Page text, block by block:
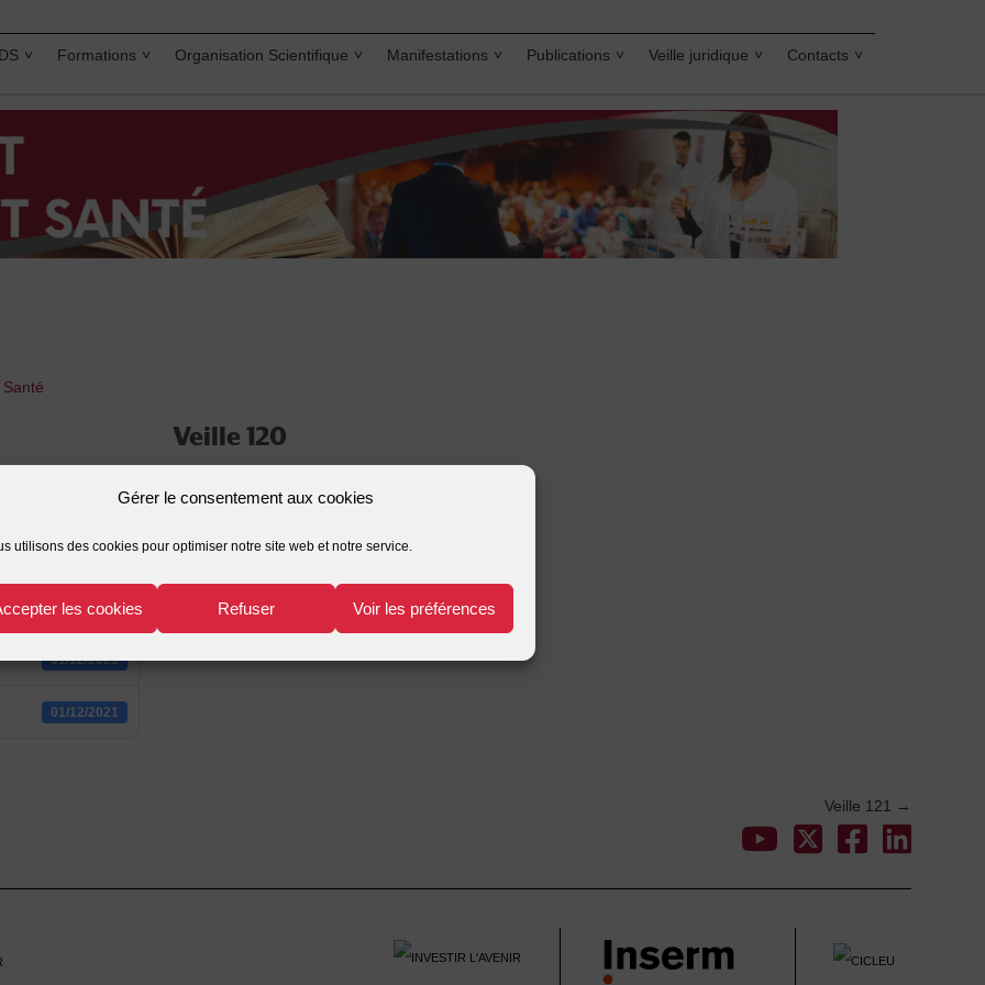
Gérer le consentement aux cookies
utilisons des cookies pour optimiser notre site web et notre service.
les cookies Refuser Voir les préférences
Formations Organisation Scientifique Manifestations Publications Veille juridique Contacts
2
492.84 KB
1
01/12/2021
01/12/2021
Veille 120
Veille 121 →